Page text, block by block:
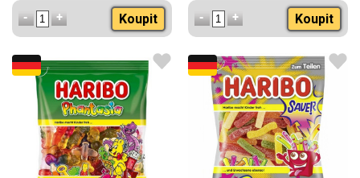
Koupit Koupit